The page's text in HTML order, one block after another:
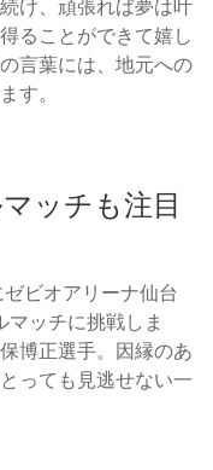
け、頑張れば夢は叶
ることができて嬉し
言葉には、地元への
す。
ッチも注目
ビオアリーナ仙台
マッチに挑戦しま
博正選手。因縁のあ
っても見逃せない一